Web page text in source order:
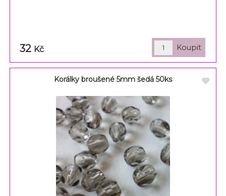
32 Kč
Korálky broušené 5mm šedá 50ks